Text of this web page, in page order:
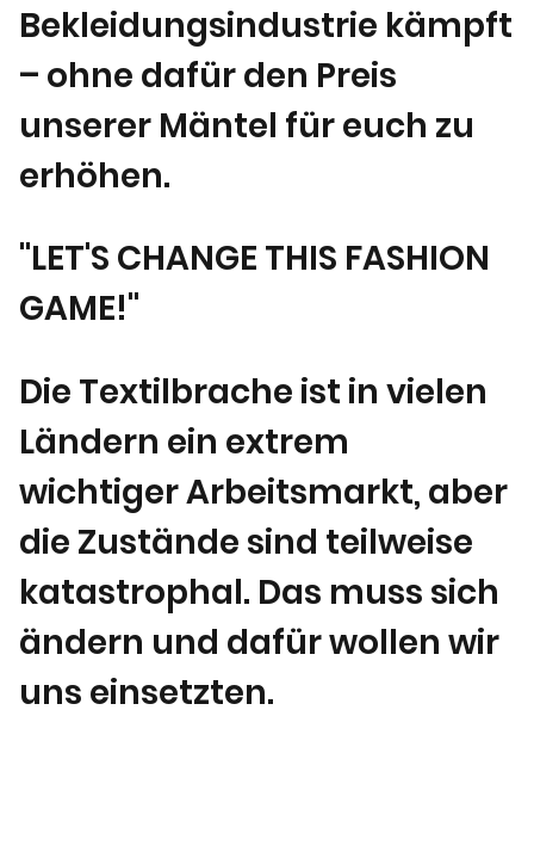
"LET'S CHANGE THIS FASHION
GAME!"
Bekleidungsindustrie kämpft
– ohne dafür den Preis
unserer Mäntel für euch zu
erhöhen.
Die Textilbrache ist in vielen
Ländern ein extrem
wichtiger Arbeitsmarkt, aber
die Zustände sind teilweise
katastrophal. Das muss sich
ändern und dafür wollen wir
uns einsetzten.